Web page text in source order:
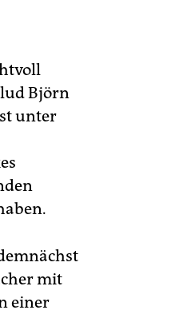
Björn
unter
mit
einer